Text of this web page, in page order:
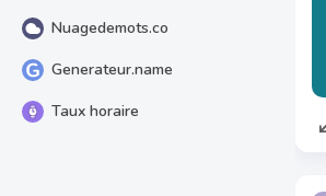
Nuagedemots.co
Generateur.name
Taux horaire